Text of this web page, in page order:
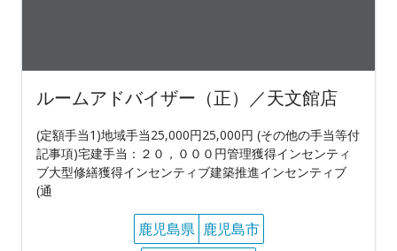
ルームアドバイザー（正）／天文館店
(定額手当1)地域手当25,000円25,000円 (その他の手当等付
記事項)宅建手当：２０，０００円管理獲得インセンティ
ブ大型修繕獲得インセンティブ建築推進インセンティブ
(通
鹿児島県 鹿児島市